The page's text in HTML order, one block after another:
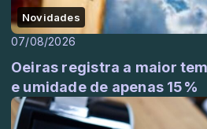
Novidades
07/08/2026
Oeiras registra a maior
e umidade de apenas 15%